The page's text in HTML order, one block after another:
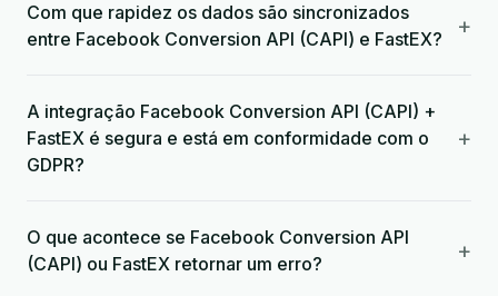
Com que rapidez os dados são sincronizados
entre Facebook Conversion API (CAPI) e FastEX?
+
A integração Facebook Conversion API (CAPI) +
FastEX é segura e está em conformidade com o
GDPR?
+
O que acontece se Facebook Conversion API
(CAPI) ou FastEX retornar um erro?
+